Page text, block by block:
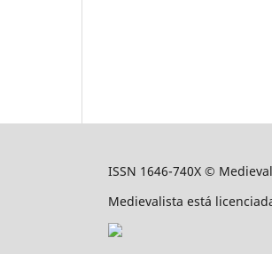
ISSN 1646-740X ©
Medievalista está